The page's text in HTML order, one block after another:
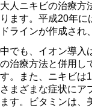
大人ニキビの治療方
ります。平成20年に
ドラインが作成され
中でも、イオン導入
の治療方法と併用し
す。また、ニキビは
さまざまな症状にア
ます。ビタミンは、